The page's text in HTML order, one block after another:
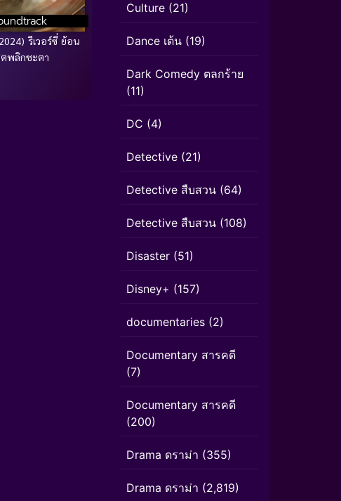
รีเวอร์ซี่ ย้อน
พลิกชะตา
Culture (21)
Dance เต้น (19)
Dark Comedy ตลกร้าย
(11)
DC (4)
Detective (21)
Detective สืบสวน (64)
Detective สืบสวน (108)
Disaster (51)
Disney+ (157)
documentaries (2)
Documentary สารคดี
(7)
Documentary สารคดี
(200)
Drama ดราม่า (355)
Drama ดราม่า (2,819)